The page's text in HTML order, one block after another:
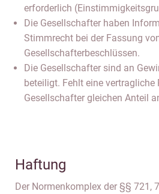
erforderlich
Die Gesellschafter haben
Stimmrecht bei der Fassung
Gesellschafterbeschlüssen.
Die Gesellschafter sind an
beteiligt. Fehlt eine vertragliche
Gesellschafter gleichen Anteil
Haftung
Der Normenkomplex der §§ 721,